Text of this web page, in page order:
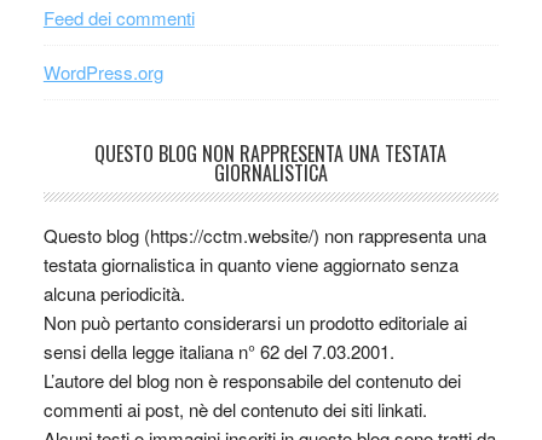
Feed dei commenti
WordPress.org
QUESTO BLOG NON RAPPRESENTA UNA TESTATA
GIORNALISTICA
Questo blog (https://cctm.website/) non rappresenta una
testata giornalistica in quanto viene aggiornato senza
alcuna periodicità.
Non può pertanto considerarsi un prodotto editoriale ai
sensi della legge italiana n° 62 del 7.03.2001.
L’autore del blog non è responsabile del contenuto dei
commenti ai post, nè del contenuto dei siti linkati.